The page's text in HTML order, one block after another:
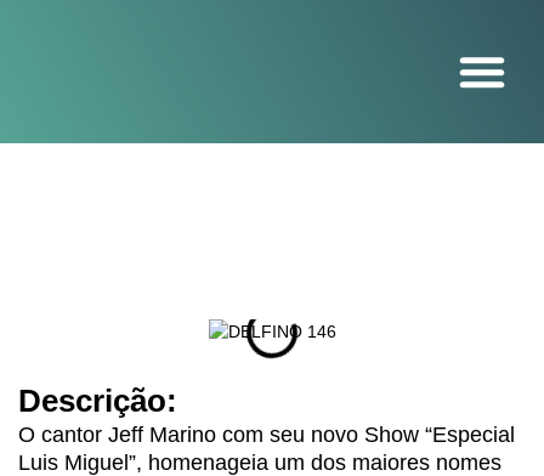
Descrição:
O cantor Jeff Marino com seu novo Show “Especial
Luis Miguel”, homenageia um dos maiores nomes